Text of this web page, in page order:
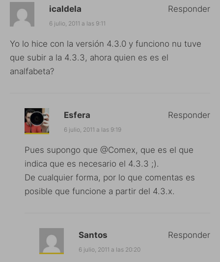
icaldela
6 julio, 2011 a las 9:11
Yo lo hice con la versión 4.3.0 y funciono nu tuve
que subir a la 4.3.3, ahora quien es es el
analfabeta?
Responder
Esfera
6 julio, 2011 a las 9:19
Pues supongo que @Comex, que es el que
indica que es necesario el 4.3.3 ;).
De cualquier forma, por lo que comentas es
posible que funcione a partir del 4.3.x.
Responder
Santos
6 julio, 2011 a las 20:20
Responder